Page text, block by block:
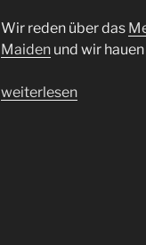
Wir reden über das
Maiden und wir
„Folge
weiterlesen